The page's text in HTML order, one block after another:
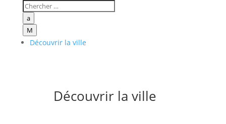
a
M
Découvrir la ville
Découvrir la ville